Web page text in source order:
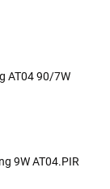
AT04 90/7W
9W AT04.PIR